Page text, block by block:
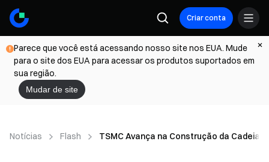
Criar conta
Parece que você está acessando nosso site nos EUA. Mude
para o site dos EUA para acessar os produtos suportados em
sua região.
Mudar de site
Notícias Flash TSMC Avança na Construção da Cadeia